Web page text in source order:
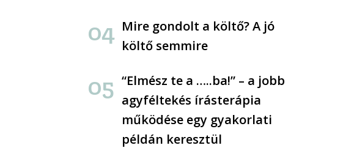
Mire gondolt a költő? A jó
költő semmire
“Elmész te a …..ba!” – a jobb
agyféltekés írásterápia
működése egy gyakorlati
példán keresztül